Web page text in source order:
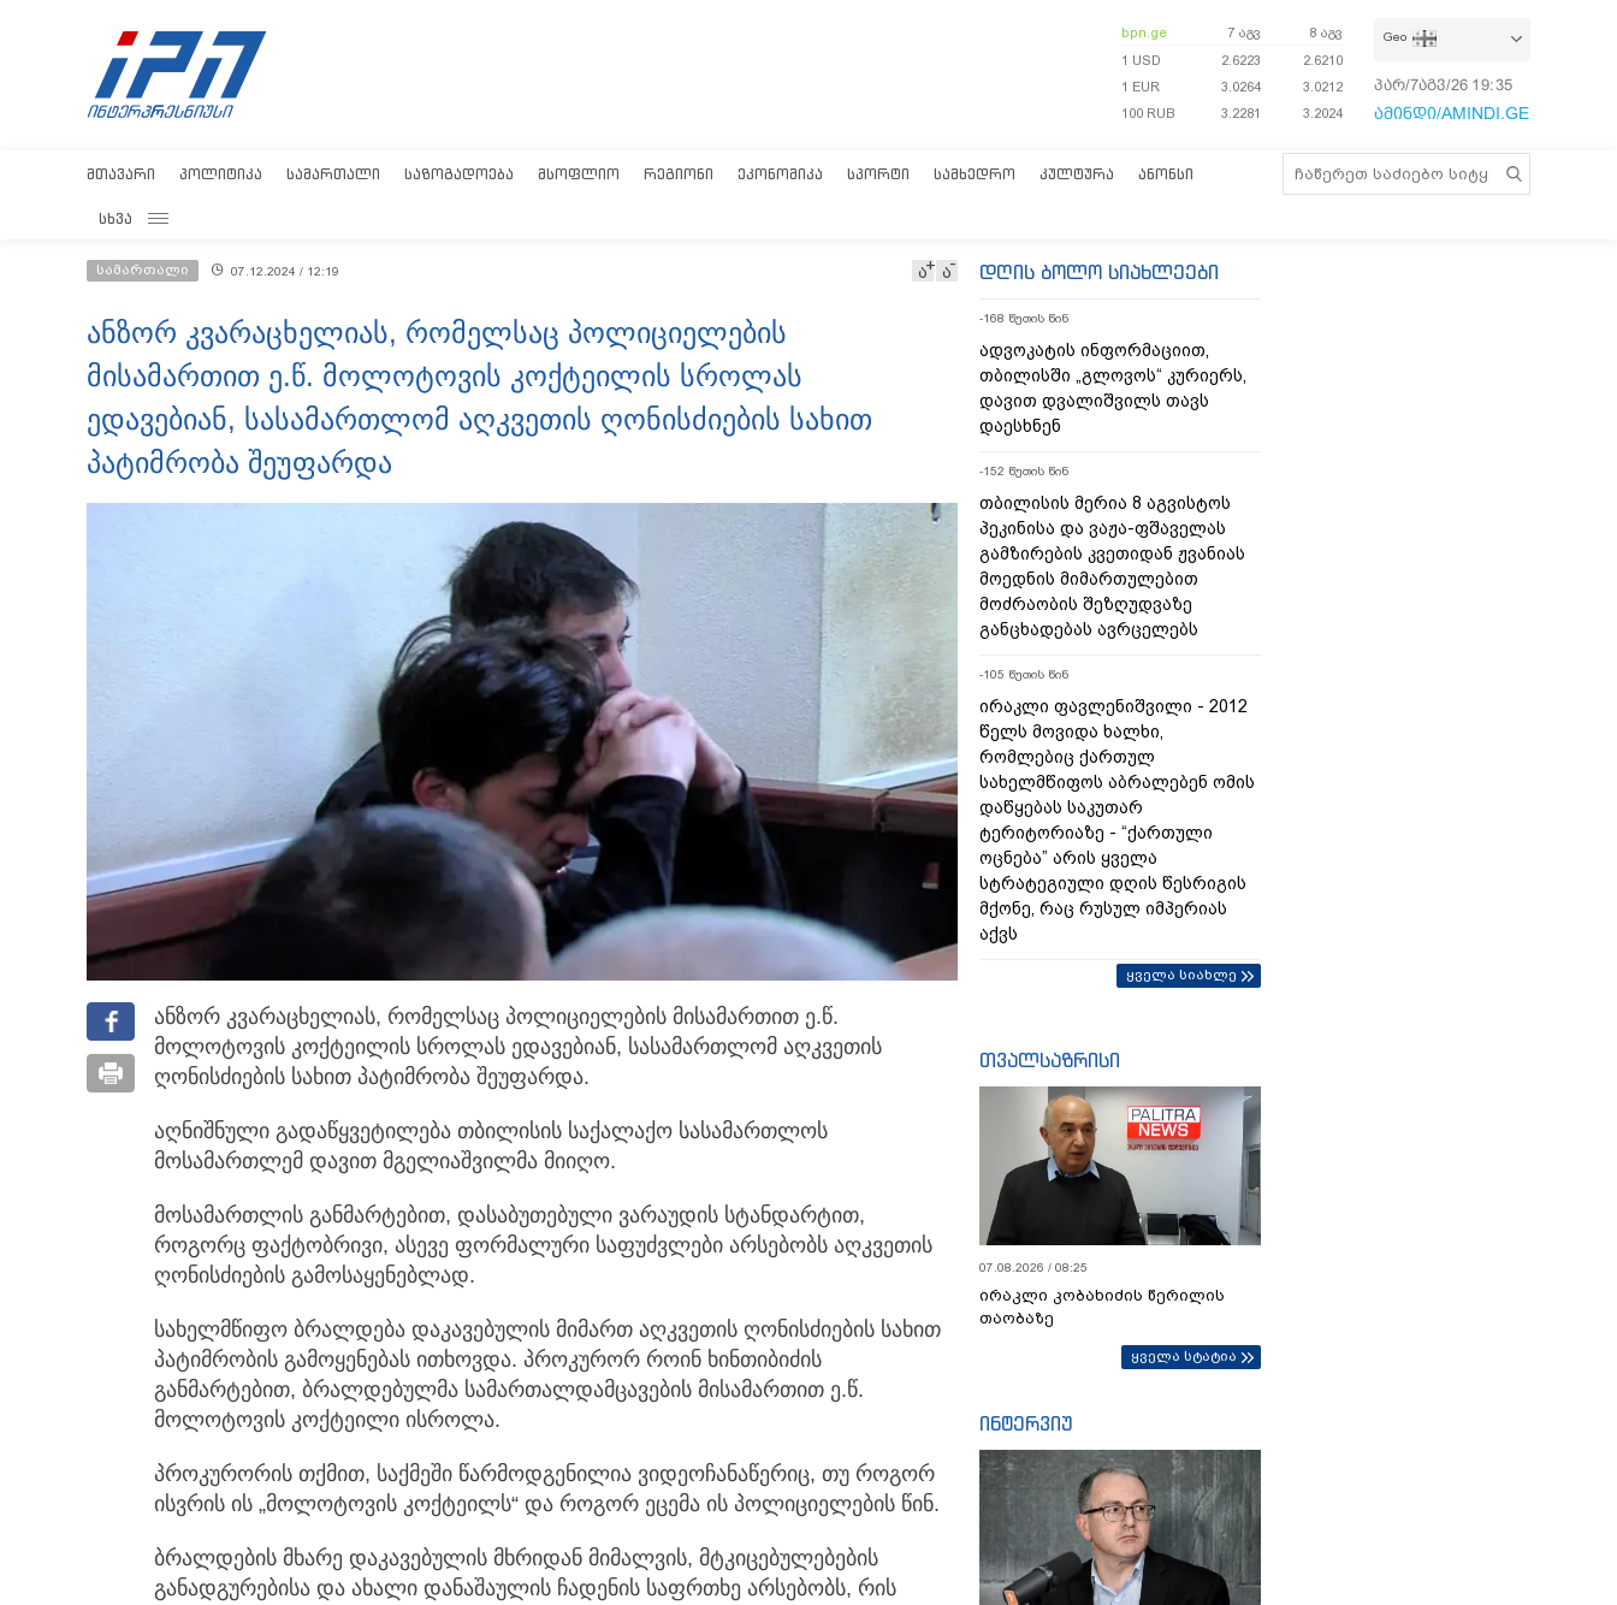
bpn.ge 7 აგვ
8 აგვ
1 USD
2.6223
2.6210
1 EUR
3.0264
3.0212
100 RUB
3.2281 3.2024
Geo
პარ/7აგვ/26 19:35:56
ამინდი/AMINDI.GE
ᲛᲗᲐᲕᲐᲠᲘ ᲞᲝᲚᲘᲢᲘᲙᲐ ᲡᲐᲛᲐᲠᲗᲐᲚᲘ ᲡᲐᲖᲝᲒᲐᲓᲝᲔᲑᲐ ᲛᲡᲝᲤᲚᲘᲝ ᲠᲔᲒᲘᲝᲜᲘ ᲔᲙᲝᲜᲝᲛᲘᲙᲐ ᲡᲞᲝᲠᲢᲘ ᲡᲐᲛᲮᲔᲓᲠᲝ ᲙᲣᲚᲢᲣᲠᲐ ᲐᲜᲝᲜᲡᲘ
ᲡᲮᲕᲐ
სამართალი 07.12.2024 / 12:19 ა ა
ანზორ კვარაცხელიას, რომელსაც პოლიციელების
მისამართით ე.წ. მოლოტოვის კოქტეილის სროლას
ედავებიან, სასამართლომ აღკვეთის ღონისძიების სახით
პატიმრობა შეუფარდა
ანზორ კვარაცხელიას, რომელსაც პოლიციელების მისამართით ე.წ.
მოლოტოვის კოქტეილის სროლას ედავებიან, სასამართლომ აღკვეთის
ღონისძიების სახით პატიმრობა შეუფარდა.
აღნიშნული გადაწყვეტილება თბილისის საქალაქო სასამართლოს
მოსამართლემ დავით მგელიაშვილმა მიიღო.
მოსამართლის განმარტებით, დასაბუთებული ვარაუდის სტანდარტით,
როგორც ფაქტობრივი, ასევე ფორმალური საფუძვლები არსებობს აღკვეთის
ღონისძიების გამოსაყენებლად.
სახელმწიფო ბრალდება დაკავებულის მიმართ აღკვეთის ღონისძიების სახით
პატიმრობის გამოყენებას ითხოვდა. პროკურორ როინ ხინთიბიძის
განმარტებით, ბრალდებულმა სამართალდამცავების მისამართით ე.წ.
მოლოტოვის კოქტეილი ისროლა.
პროკურორის თქმით, საქმეში წარმოდგენილია ვიდეოჩანაწერიც, თუ როგორ
ისვრის ის „მოლოტოვის კოქტეილს“ და როგორ ეცემა ის პოლიციელების წინ.
ბრალდების მხარე დაკავებულის მხრიდან მიმალვის, მტკიცებულებების
განადგურებისა და ახალი დანაშაულის ჩადენის საფრთხე არსებობს, რის
დღის ბოლო სიახლეები
-168 წუთის წინ
ადვოკატის ინფორმაციით,
თბილისში „გლოვოს“ კურიერს,
დავით დვალიშვილს თავს
დაესხნენ
-152 წუთის წინ
თბილისის მერია 8 აგვისტოს
პეკინისა და ვაჟა-ფშაველას
გამზირების კვეთიდან ჟვანიას
მოედნის მიმართულებით
მოძრაობის შეზღუდვაზე
განცხადებას ავრცელებს
-105 წუთის წინ
ირაკლი ფავლენიშვილი - 2012
წელს მოვიდა ხალხი,
რომლებიც ქართულ
სახელმწიფოს აბრალებენ ომის
დაწყებას საკუთარ
ტერიტორიაზე - “ქართული
ოცნება” არის ყველა
სტრატეგიული დღის წესრიგის
მქონე, რაც რუსულ იმპერიას
აქვს
ყველა სიახლე
თვალსაზრისი
07.08.2026 / 08:25
ირაკლი კობახიძის წერილის
თაობაზე
ყველა სტატია
ინტერვიუ